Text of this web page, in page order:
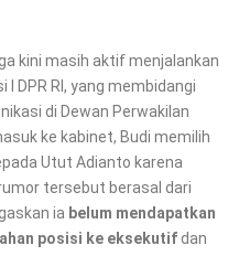
kini masih aktif menjalankan
DPR RI, yang membidangi
di Dewan Perwakilan
ke kabinet, Budi memilih
Utut Adianto karena
tersebut berasal dari
ia belum mendapatkan
posisi ke eksekutif dan